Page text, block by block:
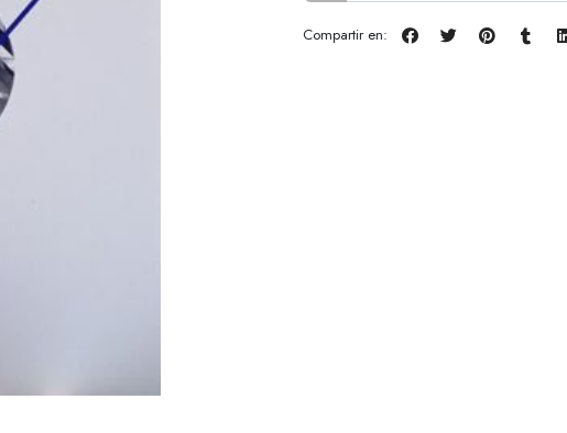
Compartir en: